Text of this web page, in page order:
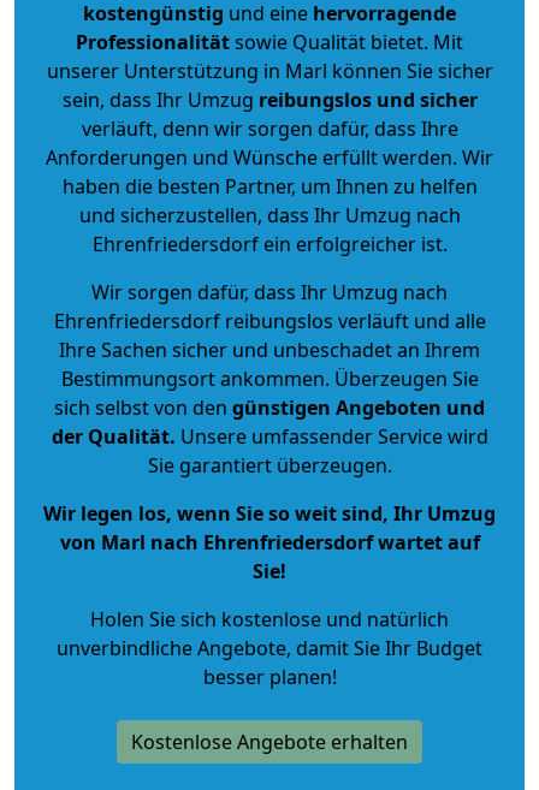
kostengünstig und eine hervorragende
Professionalitätsowie Qualität bietet. Mit
unserer Unterstützung in Marl können Sie sicher
sein, dass Ihr Umzug reibungslos und sicher
verläuft, denn wir sorgen dafür, dass Ihre
Anforderungen und Wünsche erfüllt werden. Wir
haben die besten Partner, um Ihnen zu helfen
und sicherzustellen, dass Ihr Umzug nach
Ehrenfriedersdorf ein erfolgreicher ist.
Wir sorgen dafür, dass Ihr Umzug nach
Ehrenfriedersdorf reibungslos verläuft und alle
Ihre Sachen sicher und unbeschadet an Ihrem
Bestimmungsort ankommen. Überzeugen Sie
sich selbst von den günstigen Angeboten und
der Qualität. Unsere umfassender Service wird
Sie garantiert überzeugen.
Wir legen los, wenn Sie so weit sind, Ihr Umzug
von Marl nach Ehrenfriedersdorf wartet auf
Sie!
Holen Sie sich kostenlose und natürlich
unverbindliche Angebote, damit Sie Ihr Budget
besser planen!
Kostenlose Angebote erhalten